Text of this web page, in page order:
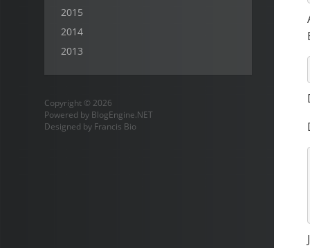
2015
2014
2013
Copyright © 2026
Powered by BlogEngine.NET
Designed by Francis Bio